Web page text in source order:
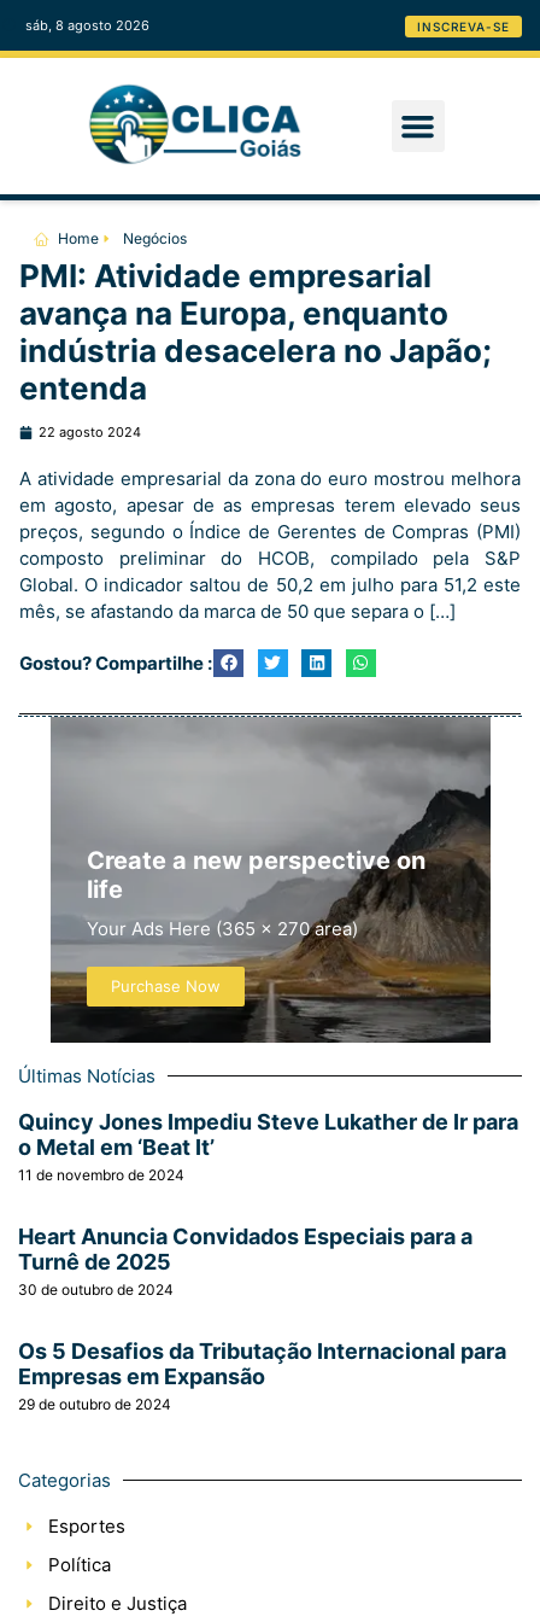
sáb, 8 agosto 2026 INSCREVA-SE
Home Negócios
PMI: Atividade empresarial
avança na Europa, enquanto
indústria desacelera no Japão;
entenda
22 agosto 2024
A atividade empresarial da zona do euro mostrou melhora
em agosto, apesar de as empresas terem elevado seus
preços, segundo o Índice de Gerentes de Compras (PMI)
composto preliminar do HCOB, compilado pela S&P
Global. O indicador saltou de 50,2 em julho para 51,2 este
mês, se afastando da marca de 50 que separa o […]
Gostou? Compartilhe :
Create a new perspective on
life
Your Ads Here (365 x 270 area)
Purchase Now
Últimas Notícias
Quincy Jones Impediu Steve Lukather de Ir para
o Metal em ‘Beat It’
11 de novembro de 2024
Heart Anuncia Convidados Especiais para a
Turnê de 2025
30 de outubro de 2024
Os 5 Desafios da Tributação Internacional para
Empresas em Expansão
29 de outubro de 2024
Categorias
Esportes
Política
Direito e Justiça